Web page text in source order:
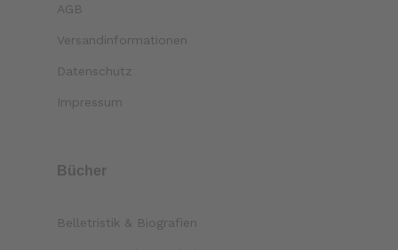
AGB
Versandinformationen
Datenschutz
Impressum
Bücher
Belletristik & Biografien